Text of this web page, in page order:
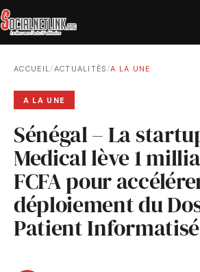
ACCUEIL/ACTUALITÉS /A LA UNE
A LA UNE
Sénégal – La
Medical lève 1
FCFA pour
déploiement du
Patient